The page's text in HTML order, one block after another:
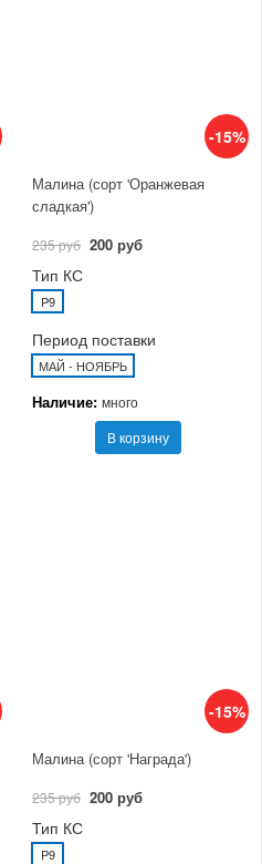
-15%
Малина (сорт 'Оранжевая
сладкая')
235 руб 200 руб
Тип КС
P9
Период поставки
МАЙ - НОЯБРЬ
Наличие: много
В корзину
-15%
Малина (сорт 'Награда')
235 руб 200 руб
Тип КС
P9